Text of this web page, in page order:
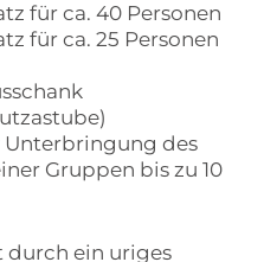
für ca. 40 Personen
für ca. 25 Personen
Unterbringung des
Gruppen bis zu 10
durch ein uriges